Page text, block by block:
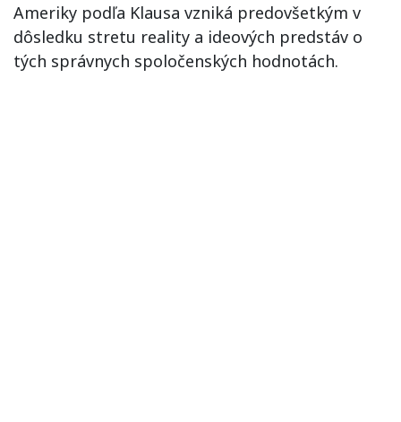
Ameriky podľa Klausa vzniká predovšetkým v
dôsledku stretu reality a ideových predstáv o
tých správnych spoločenských hodnotách.